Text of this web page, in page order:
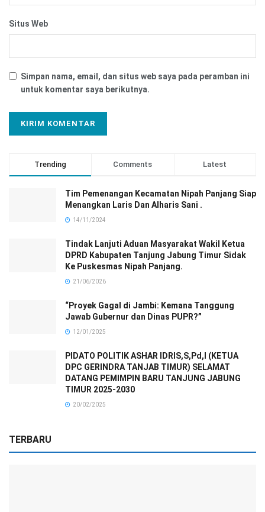
Situs Web
Simpan nama, email, dan situs web saya pada peramban ini
untuk komentar saya berikutnya.
Trending Comments Latest
Tim Pemenangan Kecamatan Nipah Panjang Siap
Menangkan Laris Dan Alharis Sani .
14/11/2024
Tindak Lanjuti Aduan Masyarakat Wakil Ketua
DPRD Kabupaten Tanjung Jabung Timur Sidak
Ke Puskesmas Nipah Panjang.
21/06/2026
“Proyek Gagal di Jambi: Kemana Tanggung
Jawab Gubernur dan Dinas PUPR?”
12/01/2025
PIDATO POLITIK ASHAR IDRIS,S,Pd,I (KETUA
DPC GERINDRA TANJAB TIMUR) SELAMAT
DATANG PEMIMPIN BARU TANJUNG JABUNG
TIMUR 2025-2030
20/02/2025
TERBARU